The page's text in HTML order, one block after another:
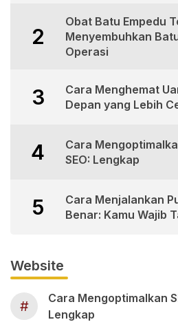
2
Obat Batu Empedu
Menyembuhkan
Operasi
3
Cara Menghemat
Depan yang Lebih
4
Cara
SEO: Lengkap
5
Cara Menjalankan
Benar: Kamu Wajib
Website
#
Cara Mengoptimalkan
Lengkap